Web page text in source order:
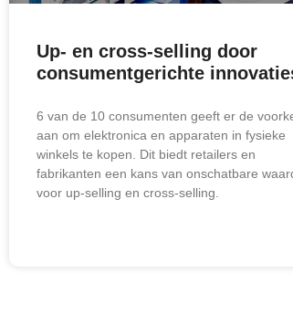
Up- en cross-selling door
consumentgerichte
6 van de 10 consumenten geeft er de
aan om elektronica en apparaten in fysieke
winkels te kopen. Dit biedt retailers en
fabrikanten een kans van onschatbare
voor up-selling en cross-selling.